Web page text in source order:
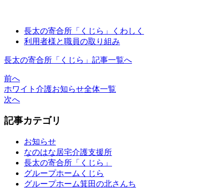
長太の寄合所「くじら」くわしく
利用者様と職員の取り組み
長太の寄合所「くじら」記事一覧へ
前へ
ホワイト介護お知らせ全体一覧
次へ
記事カテゴリ
お知らせ
なのはな居宅介護支援所
長太の寄合所「くじら」
グループホームくじら
グループホーム箕田の北さんち